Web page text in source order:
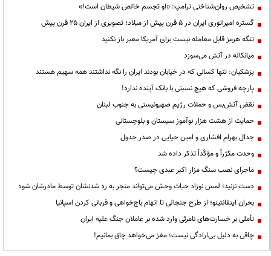
تشخیص روان‌شناختی ترامپ: «او تجسم خالص شیطان است!»
گستره امپراتوری ایران در ۵ قرن پیش از میلاد؛ تصویری از ایران ۲۵ قرن پیش
تنگه هرمز قابل معامله نیست برای آمریکا معبر باز نکنید
میانکاله در آتش می‌سوزد
پزشکیان: تنها کسانی که در خیابان بودند ایران را نگه نداشتند همه سهیم هستند
پارچه فروشی که هیچ نسبتی با بانک آینده ندارد!
نقض آتش‌بس و حملات رژیم صهیونیستی به جنوب لبنان
حمایت از هشت هزار نوآموز سیستان و بلوچستانی
جدال بهرام افشاری و امین حیایی در صدر جدول
وحدت مکرّراً و مؤکّداً تذکر داده شد
ماجرای نصب سنگ مزار اکبر عبدی چیست؟
دست نزنید؛ لمس نوزاد حیات وحش می‌تواند منجر به رد شدنشان توسط مادرشان شود
بحران اینفانتینو؛ از طرح جنجالی تا اتهام باج‌خواهی و قربانی کردن اسپانیا
تأملی بر خسارت‌های نامرئی وارد شده بر عاملان جنگ علیه ایران
چاقی به دلیل بی‌ارادگی نیست؛ مغز می‌خواهد چاق بمانیم!